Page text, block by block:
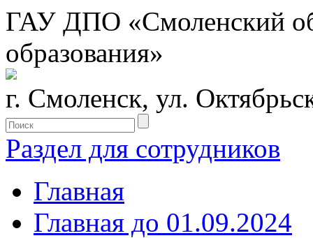
ГАУ ДПО «Смоленский
образования»
г. Смоленск, ул.
Раздел для сотрудников
Главная
Главная до 01.09.2024